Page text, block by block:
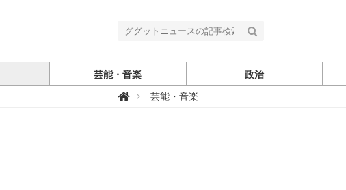
芸能・音楽 政治
グ
芸能・音楽